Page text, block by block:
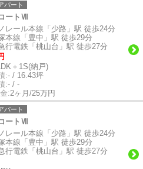
パート
ートⅦ
レール本線「少路」駅 徒歩24分
本線「豊中」駅 徒歩29分
行電鉄「桃山台」駅 徒歩27分
＋1S(納戸)
:- / 16.43坪
:- / -
:2ヶ月/25万円
パート
ートⅦ
レール本線「少路」駅 徒歩24分
本線「豊中」駅 徒歩29分
行電鉄「桃山台」駅 徒歩27分